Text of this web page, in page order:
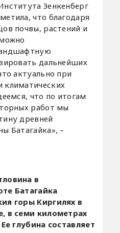
Зенкенберг
что благодаря
почвы, растений и
дальнейших
актуально при
что по итогам
работ мы
древней
Батагайка», –
в
Батагайка
горы Киргилях в
в семи километрах
глубина составляет